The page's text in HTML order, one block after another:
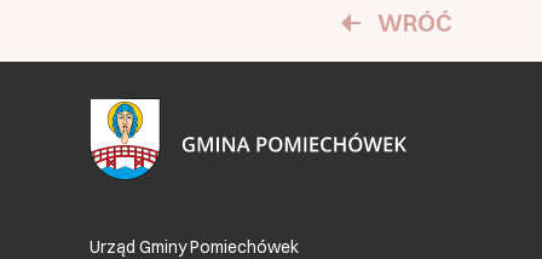
WRÓĆ
Urząd Gminy Pomiechówek